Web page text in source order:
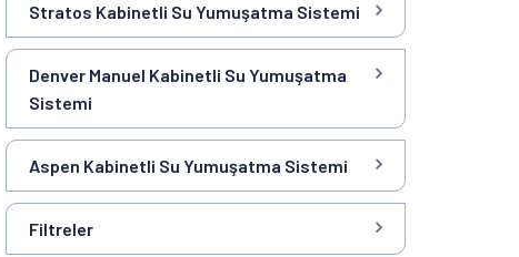
Stratos Kabinetli Su Yumuşatma Sistemi
Denver Manuel Kabinetli Su Yumuşatma
Sistemi
Aspen Kabinetli Su Yumuşatma Sistemi
Filtreler